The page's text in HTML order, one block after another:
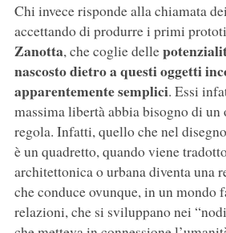
Chi invece risponde alla chiamata
accettando di produrre i primi
Zanotta, che coglie delle
nascosto dietro a questi oggetti
apparentemente semplici. Essi
massima libertà abbia bisogno di un
regola. Infatti, quello che nel
è un quadretto, quando viene
architettonica o urbana diventa una
che conduce ovunque, in un mondo
relazioni, che si sviluppano nei